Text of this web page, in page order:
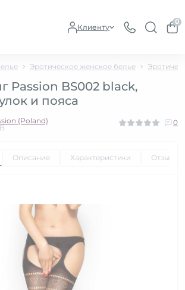
Клиенту
0
Эротическое женское белье
Passion BS002 black,
и пояса
(Poland)
0
Описание Характеристики Отзывы